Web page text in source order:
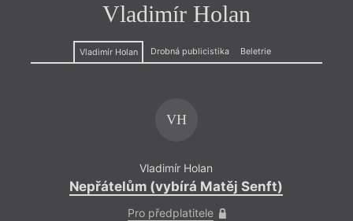
Vladimír Holan
Vladimír Holan Drobná publicistika Beletrie
VH
Vladimír Holan
Nepřátelům (vybírá Matěj Senft)
Pro předplatitele